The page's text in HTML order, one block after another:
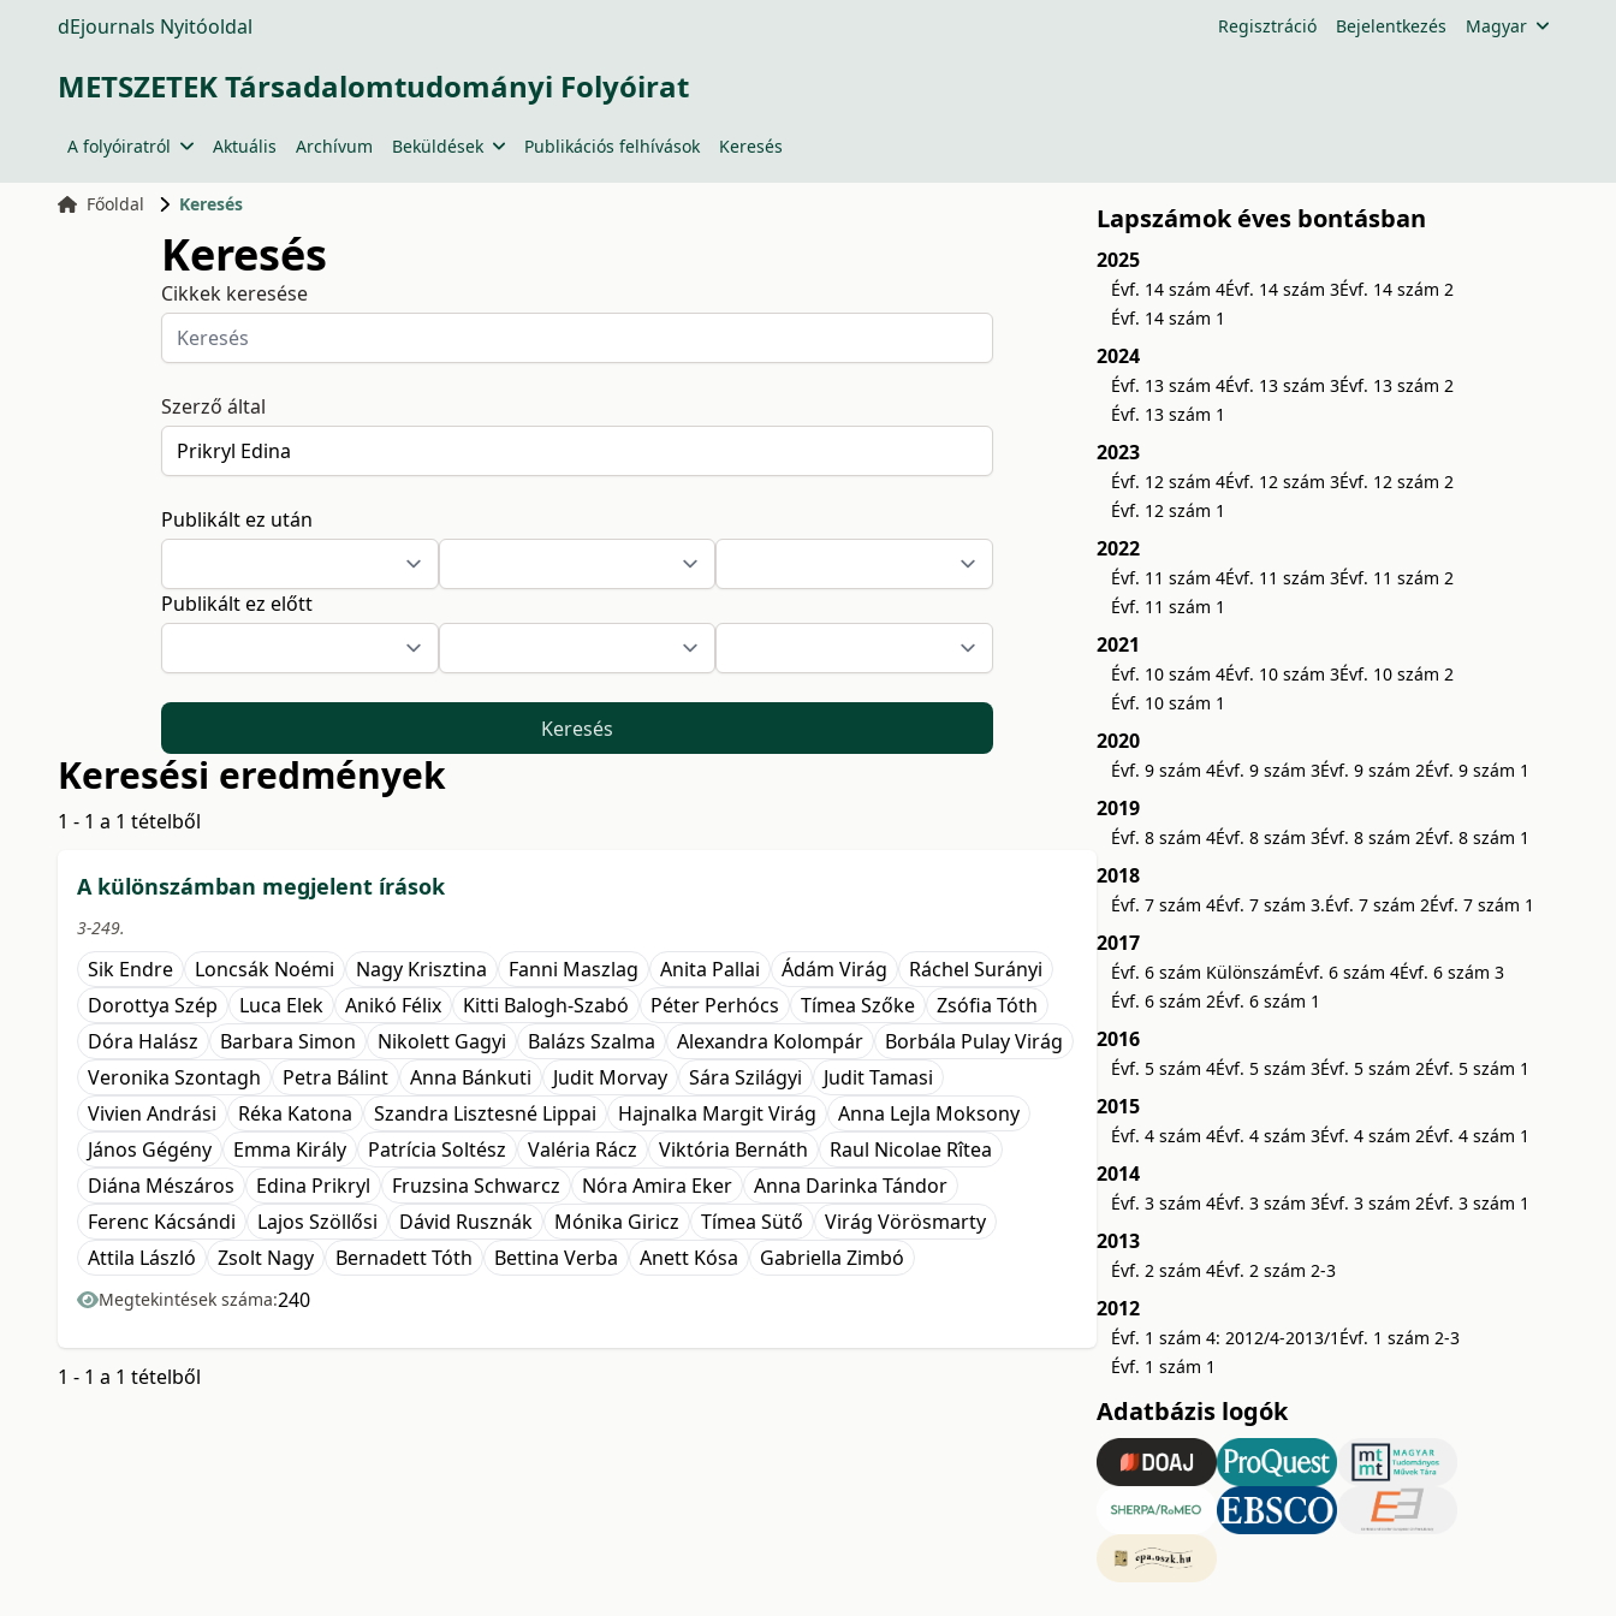
dEjournals Nyitóoldal Regisztráció Bejelentkezés Magyar
METSZETEK Társadalomtudományi Folyóirat
A folyóiratról Aktuális Archívum Beküldések Publikációs felhívások Keresés
Főoldal Keresés
Keresés
Cikkek keresése
Szerző által
Publikált ez után
Publikált ez előtt
Keresés
Keresési eredmények
1 - 1 a 1 tételből
A különszámban megjelent írások
3-249.
Sik Endre Loncsák Noémi Nagy Krisztina Fanni Maszlag Anita Pallai Ádám Virág
Ráchel Surányi
Dorottya Szép
Luca Elek Anikó Félix Kitti Balogh-Szabó Péter Perhócs Tímea Szőke
Zsófia Tóth
Dóra Halász
Barbara Simon Nikolett Gagyi Balázs Szalma Alexandra Kolompár
Borbála Pulay Virág
Veronika Szontagh
Petra Bálint Anna Bánkuti Judit Morvay Sára Szilágyi
Judit Tamasi
Vivien Andrási
Réka Katona Szandra Lisztesné Lippai Hajnalka Margit Virág
Anna Lejla Moksony
János Gégény
Emma Király Patrícia Soltész Valéria Rácz Viktória Bernáth
Raul Nicolae Rîtea
Diána Mészáros
Edina Prikryl Fruzsina Schwarcz Nóra Amira Eker
Anna Darinka Tándor
Ferenc Kácsándi
Lajos Szöllősi Dávid Rusznák Mónika Giricz Tímea Sütő
Virág Vörösmarty
Attila László
Zsolt Nagy Bernadett Tóth Bettina Verba Anett Kósa Gabriella Zimbó
Megtekintések száma:240
1 - 1 a 1 tételből
Lapszámok éves bontásban
2025
Évf. 14 szám 4Évf. 14 szám 3Évf. 14 szám 2
Évf. 14 szám 1
2024
Évf. 13 szám 4Évf. 13 szám 3Évf. 13 szám 2
Évf. 13 szám 1
2023
Évf. 12 szám 4Évf. 12 szám 3Évf. 12 szám 2
Évf. 12 szám 1
2022
Évf. 11 szám 4Évf. 11 szám 3Évf. 11 szám 2
Évf. 11 szám 1
2021
Évf. 10 szám 4Évf. 10 szám 3Évf. 10 szám 2
Évf. 10 szám 1
2020
Évf. 9 szám 4Évf. 9 szám 3Évf. 9 szám 2Évf. 9 szám 1
2019
Évf. 8 szám 4Évf. 8 szám 3Évf. 8 szám 2Évf. 8 szám 1
2018
Évf. 7 szám 4Évf. 7 szám 3.Évf. 7 szám 2Évf. 7 szám 1
2017
Évf. 6 szám KülönszámÉvf. 6 szám 4Évf. 6 szám 3
Évf. 6 szám 2Évf. 6 szám 1
2016
Évf. 5 szám 4Évf. 5 szám 3Évf. 5 szám 2Évf. 5 szám 1
2015
Évf. 4 szám 4Évf. 4 szám 3Évf. 4 szám 2Évf. 4 szám 1
2014
Évf. 3 szám 4Évf. 3 szám 3Évf. 3 szám 2Évf. 3 szám 1
2013
Évf. 2 szám 4Évf. 2 szám 2-3
2012
Évf. 1 szám 4: 2012/4-2013/1 Évf. 1 szám 2-3
Évf. 1 szám 1
Adatbázis logók